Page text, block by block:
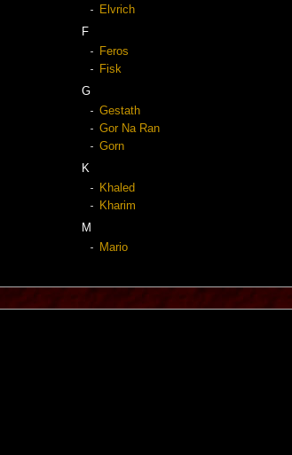
Elvrich
F
Feros
Fisk
G
Gestath
Gor Na Ran
Gorn
K
Khaled
Kharim
M
Mario